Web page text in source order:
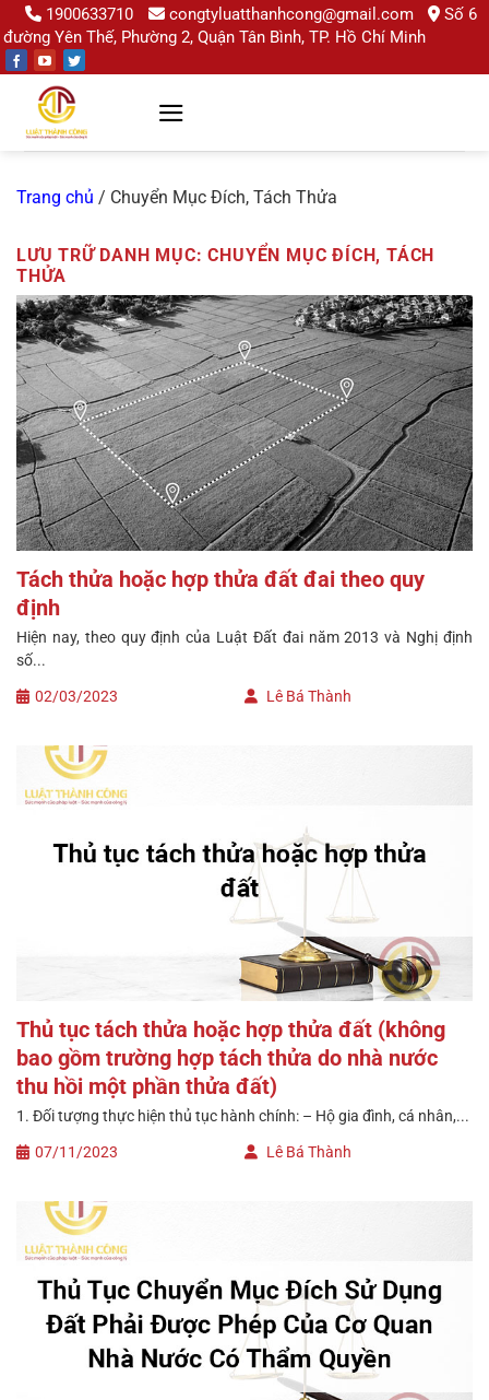
Chuyển
đến
nội
1900633710 congtyluatthanhcong@gmail.com
Số 6
đường Yên Thế, Phường 2, Quận Tân Bình, TP. Hồ Chí Minh
Trang chủ / Chuyển Mục Đích, Tách Thửa
LƯU TRỮ DANH MỤC:CHUYỂN MỤC ĐÍCH, TÁCH
THỬA
Tách thửa hoặc hợp thửa đất đai theo quy
định
Hiện nay, theo quy định của Luật Đất đai năm 2013 và Nghị định
số...
02/03/2023 Lê Bá Thành
Thủ tục tách thửa hoặc hợp thửa đất (không
bao gồm trường hợp tách thửa do nhà nước
thu hồi một phần thửa đất)
1. Đối tượng thực hiện thủ tục hành chính: – Hộ gia đình, cá nhân,...
07/11/2023 Lê Bá Thành